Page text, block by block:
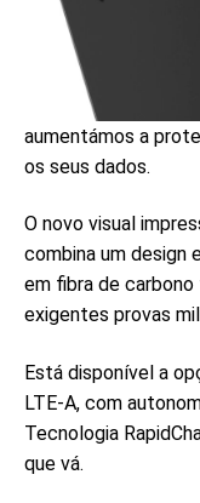
aumentámos a
os seus dados.
O novo visual
combina um design
em fibra de carbono
exigentes provas
Está disponível a
LTE-A, com
Tecnologia
que vá.